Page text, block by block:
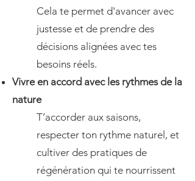
Cela te permet d'avancer avec
justesse et de prendre des
décisions alignées avec tes
besoins réels.
Vivre en accord avec les rythmes de la
nature
T’accorder aux saisons,
respecter ton rythme naturel, et
cultiver des pratiques de
régénération qui te nourrissent